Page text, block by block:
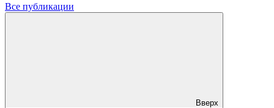
Все публикации
Вверх